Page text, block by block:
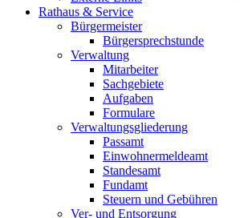
Rathaus & Service
Bürgermeister
Bürgersprechstunde
Verwaltung
Mitarbeiter
Sachgebiete
Aufgaben
Formulare
Verwaltungsgliederung
Passamt
Einwohnermeldeamt
Standesamt
Fundamt
Steuern und Gebühren
Ver- und Entsorgung